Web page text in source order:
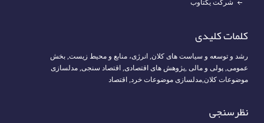
شرکت یکتاوب
کلمات کلیدی
رشد و توسعه و سیاست های کلان,انرژی، منابع و محیط زیست,بخش
عمومی,پولی و مالی,پژوهش های اقتصادی,اقتصاد سنجی,مدلسازی
موضوعات کلان,مدلسازی موضوعات خرد, اقتصاد
نظرسنجی